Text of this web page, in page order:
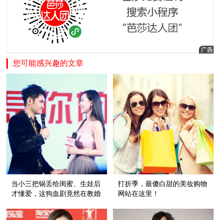
您可能感兴趣的文章
当小三把锅丢给闺蜜、生娃后
才懂爱，这狗血剧竟然在教婚
打折季，最傻白甜的美妆购物
网站在这里！